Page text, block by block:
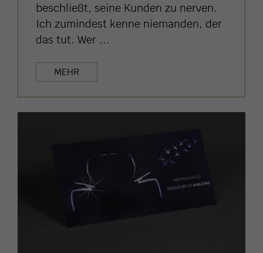
beschließt, seine Kunden zu nerven.
Ich zumindest kenne niemanden, der
das tut. Wer ...
MEHR